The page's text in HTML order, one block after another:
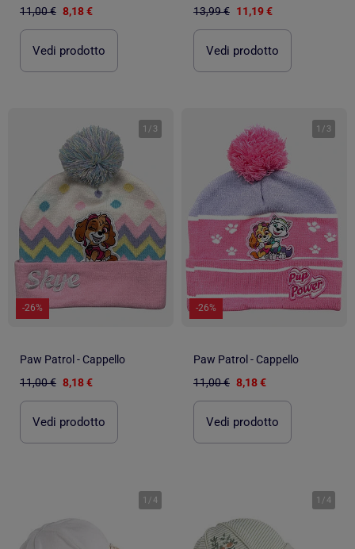
11,00 € 8,18 €
Vedi prodotto
13,99 € 11,19 €
Vedi prodotto
1 / 3
-26%
Paw Patrol - Cappello
11,00 € 8,18 €
Vedi prodotto
1 / 3
-26%
Paw Patrol - Cappello
11,00 € 8,18 €
Vedi prodotto
1 /4 1 /4